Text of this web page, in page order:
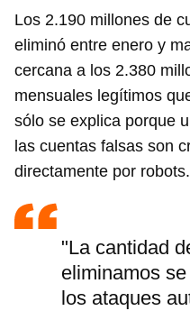
Los 2.190 millones de
eliminó entre enero y
cercana a los 2.380
mensuales legítimos
sólo se explica porque
las cuentas falsas son
directamente por robots.
"La cantidad
eliminamos
los ataques